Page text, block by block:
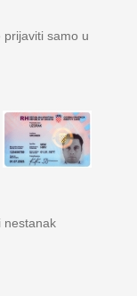
samo u
nestanak